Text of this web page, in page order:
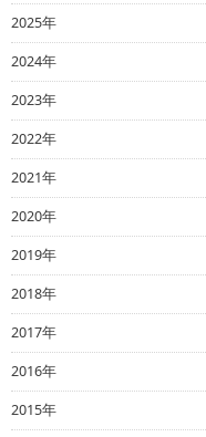
2025年
2024年
2023年
2022年
2021年
2020年
2019年
2018年
2017年
2016年
2015年